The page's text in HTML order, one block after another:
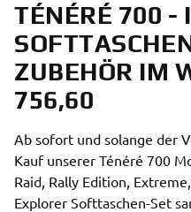
TÉNÉRÉ 700 -
ZUBEHÖR IM
756,60
Ab sofort und solange der
Kauf unserer Ténéré 700
Raid, Rally Edition,
Explorer Softtaschen-Set